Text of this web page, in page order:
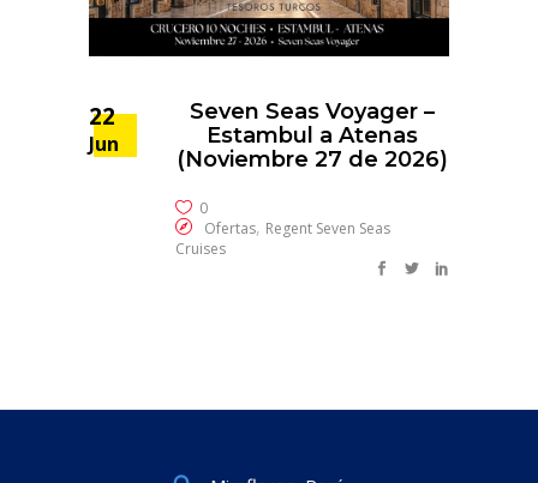
22
Jun
Seven Seas Voyager –
Estambul a Atenas
(Noviembre 27 de 2026)
0
Ofertas, Regent Seven Seas
Cruises